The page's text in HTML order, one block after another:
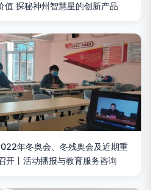
值 探秘神州智慧星的创新产品
年冬奥会、冬残奥会及近期重
开丨活动播报与教育服务咨询